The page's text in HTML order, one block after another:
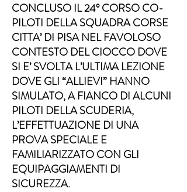
CONCLUSO IL 24° CORSO CO-
PILOTI DELLA SQUADRA CORSE
CITTA’ DI PISA NEL FAVOLOSO
CONTESTO DEL CIOCCO DOVE
SI E’ SVOLTA L’ULTIMA LEZIONE
DOVE GLI “ALLIEVI” HANNO
SIMULATO, A FIANCO DI ALCUNI
PILOTI DELLA SCUDERIA,
L’EFFETTUAZIONE DI UNA
PROVA SPECIALE E
FAMILIARIZZATO CON GLI
EQUIPAGGIAMENTI DI
SICUREZZA.